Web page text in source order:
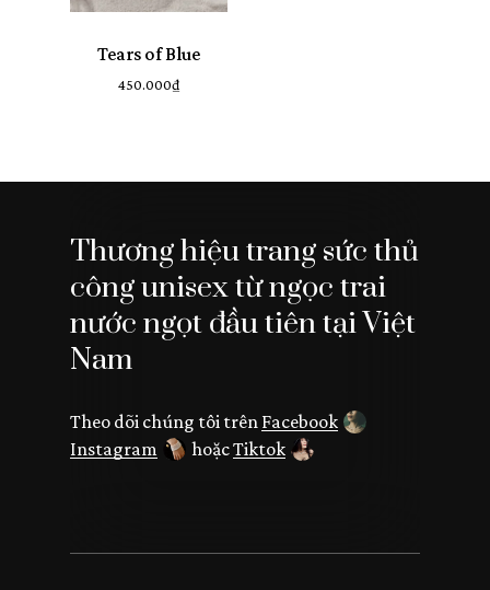
Chưa có sản phẩm
trong giỏ hàng.
Tears of Blue
450.000₫
Thương hiệu trang sức thủ
công unisex từ ngọc trai
nước ngọt đầu tiên tại Việt
Nam
Theo dõi chúng tôi trên Facebook
Instagram
hoặcTiktok